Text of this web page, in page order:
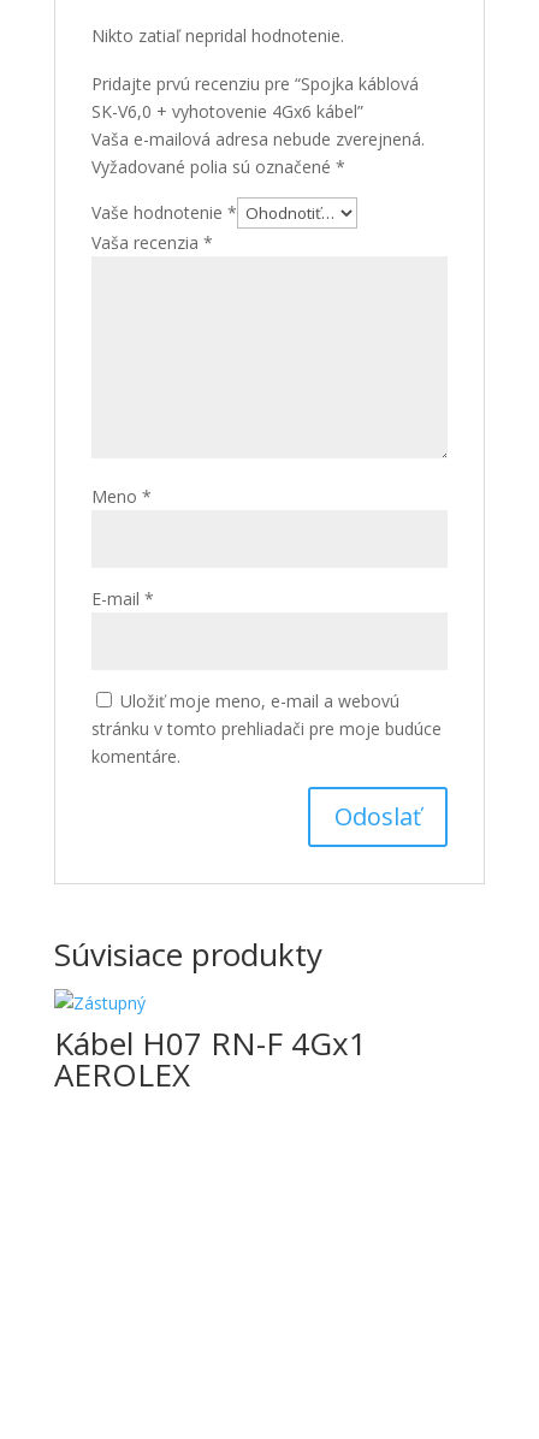
Nikto zatiaľ nepridal hodnotenie.
Pridajte prvú recenziu pre “Spojka káblová
SK-V6,0 + vyhotovenie 4Gx6 kábel”
Vaša e-mailová adresa nebude zverejnená.
Vyžadované polia sú označené *
Vaše hodnotenie *
Vaša recenzia *
Meno *
E-mail *
Uložiť moje meno, e-mail a webovú
stránku v tomto prehliadači pre moje budúce
komentáre.
Súvisiace produkty
Kábel H07 RN-F 4Gx1
AEROLEX